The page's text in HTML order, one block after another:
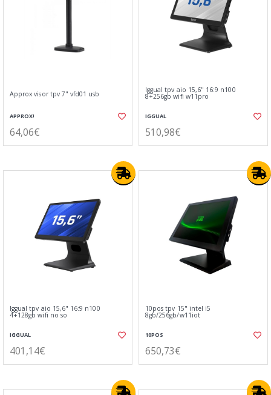
Approx visor tpv 7" vfd01 usb
APPROX!
64,06€
Iggual tpv aio 15,6" 16:9 n100
8+256gb wifi w11pro
IGGUAL
510,98€
Iggual tpv aio 15,6" 16:9 n100
4+128gb wifi no so
IGGUAL
401,14€
10pos tpv 15" intel i5
8gb/256gb/w11iot
10POS
650,73€